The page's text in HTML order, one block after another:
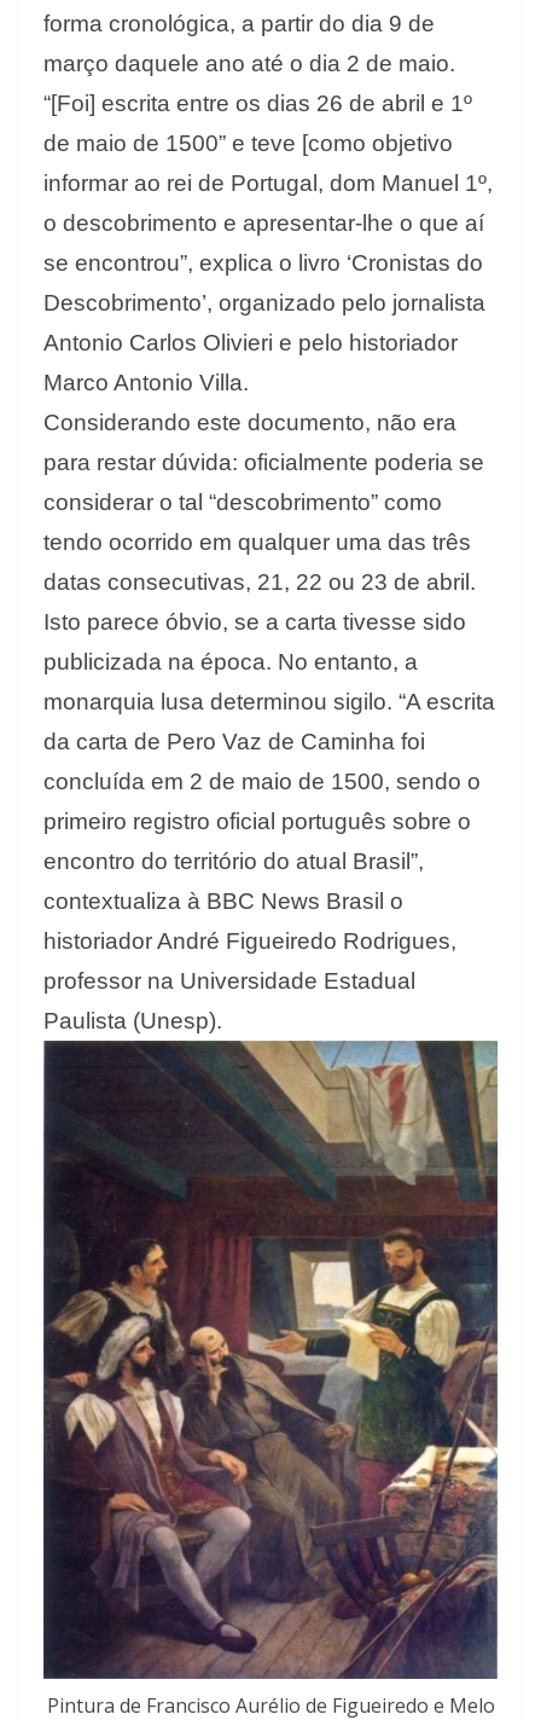
forma cronológica, a partir do dia 9 de
março daquele ano até o dia 2 de maio.
“[Foi] escrita entre os dias 26 de abril e 1º
de maio de 1500” e teve [como objetivo
informar ao rei de Portugal, dom Manuel 1º,
o descobrimento e apresentar-lhe o que aí
se encontrou”, explica o livro ‘Cronistas do
Descobrimento’, organizado pelo jornalista
Antonio Carlos Olivieri e pelo historiador
Marco Antonio Villa.
Considerando este documento, não era
para restar dúvida: oficialmente poderia se
considerar o tal “descobrimento” como
tendo ocorrido em qualquer uma das três
datas consecutivas, 21, 22 ou 23 de abril.
Isto parece óbvio, se a carta tivesse sido
publicizada na época. No entanto, a
monarquia lusa determinou sigilo. “A escrita
da carta de Pero Vaz de Caminha foi
concluída em 2 de maio de 1500, sendo o
primeiro registro oficial português sobre o
encontro do território do atual Brasil”,
contextualiza à BBC News Brasil o
historiador André Figueiredo Rodrigues,
professor na Universidade Estadual
Paulista (Unesp).
Pintura de Francisco Aurélio de Figueiredo e Melo